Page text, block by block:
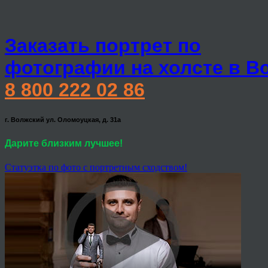
Заказать портрет по
фотографии на холсте в
8 800 222 02 86
г. Волжский ул. Оломоуцкая, д. 31а
Дарите близким лучшее!
Статуэтка по фото с портретным сходством!